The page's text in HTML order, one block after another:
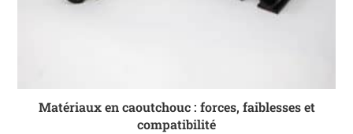
Matériaux en caoutchouc : forces, faiblesses et
compatibilité